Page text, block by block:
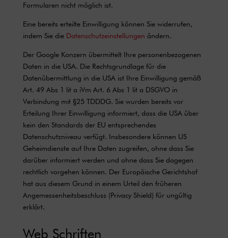
Formularen nicht möglich ist.
Eine bereits erteilte Einwilligung können Sie widerrufen,
indem Sie die Datenschutzeinstellungen ändern.
Der Google Konzern übermittelt Ihre personenbezogenen
Daten in die USA. Die Rechtsgrundlage für die
Datenübermittlung in die USA ist Ihre Einwilligung gemäß
Art. 49 Abs 1 lit a iVm Art. 6 Abs 1 lit a DSGVO in
Verbindung mit §25 TDDDG. Sie wurden bereits vor
Erteilung Ihrer Einwilligung informiert, dass die USA über
kein den Standards der EU entsprechendes
Datenschutzniveau verfügt. Insbesondere können US
Geheimdienste auf Ihre Daten zugreifen, ohne dass Sie
darüber informiert werden und ohne dass Sie dagegen
rechtlich vorgehen können. Der Europäische Gerichtshof
hat aus diesem Grund in einem Urteil den früheren
Angemessenheitsbeschluss (Privacy Shield) für ungültig
erklärt.
Web Schriften